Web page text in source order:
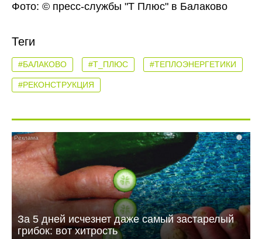
Фото: © пресс-службы "Т Плюс" в Балаково
Теги
#БАЛАКОВО #Т_ПЛЮС #ТЕПЛОЭНЕРГЕТИКИ
#РЕКОНСТРУКЦИЯ
i
За 5 дней исчезнет даже самый застарелый
грибок: вот хитрость